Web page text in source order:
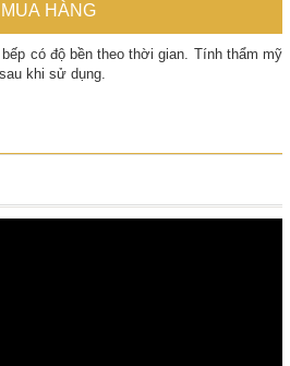
MUA HÀNG
có độ bền theo thời gian. Tính thẩm mỹ
khi sử dụng.